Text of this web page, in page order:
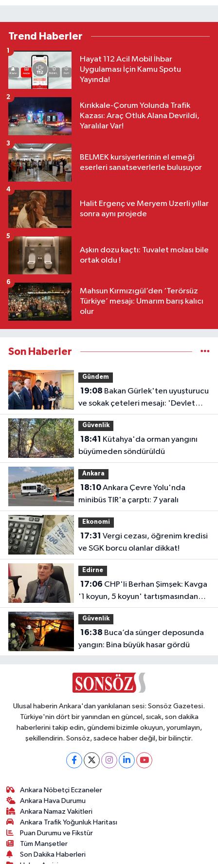
Trend Haberler
Hayat 112 Acil Mobil İhbar
Uygulaması İçin Kamu Spotu
Yayında!
1
Kırıkkale-Çorum Yolunda Trafik
Kazası: Araç Otluk Alana Devrildi,
Yaralılar Var!
2
BELMEK kursiyerlerinin el emeği
eserleri sanatseverlerle buluşuyor
3
Halit Ergenç ve Meryem Uzerli yıllar
sonra aynı projede
4
Aşkın dozu kaçtı: Tuvalet molası bile
ortak oldu !
5
Mahsun Kırmızıgül’den ‘Terörsüz
Türkiye’ mesajı: Umarım barış kalıcı
olur
6
Son Haberler
Gündem
19:08
ve sokak çeteleri mesajı: 'Devlet
buradadır'
Güvenlik
18:41
büyümeden söndürüldü
Ankara
18:10Ankara Çevre Yolu'nda
minibüs TIR'a çarptı: 7 yaralı
Ekonomi
17:31
ve SGK borcu olanlar dikkat!
Edirne
17:06
'1 koyun, 5 koyun' tartışmasından
çıktı
Güvenlik
16:38
yangın: Bina büyük hasar gördü
Ulusal haberin Ankara'dan yankılanan sesi: Sonsöz Gazetesi.
Türkiye'nin dört bir yanından en güncel, sıcak, son dakika
haberlerini takip edin, gündemi bizimle okuyun, yorumlayın,
şekillendirin. Sonsöz, sadece haber değil, bir bilinçtir.
Ankara Nöbetçi Eczaneler
Ankara Hava Durumu
Ankara Namaz Vakitleri
Ankara Trafik Yoğunluk Haritası
Puan Durumu ve Fikstür
Tüm Manşetler
Son Dakika Haberleri